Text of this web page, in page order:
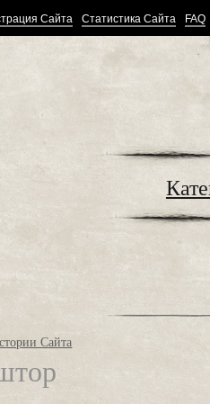
Сайта Статистика Сайта FAQ
Сайта